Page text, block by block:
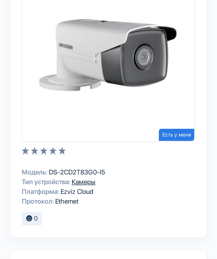
Есть у меня
Модель: DS-2CD2T83G0-I5
Тип устройства: Камеры
Платформа: Ezviz Cloud
Протокол: Ethernet
0